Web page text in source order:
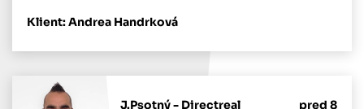
Klient: Andrea Handrková
J.Psotný - Directreal
pred 8